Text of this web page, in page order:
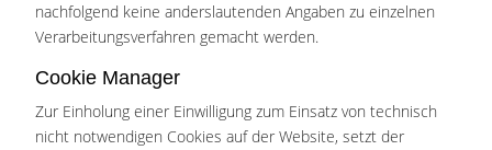
nachfolgend keine anderslautenden Angaben zu einzelnen
Verarbeitungsverfahren gemacht werden.
Cookie Manager
Zur Einholung einer Einwilligung zum Einsatz von technisch
nicht notwendigen Cookies auf der Website, setzt der